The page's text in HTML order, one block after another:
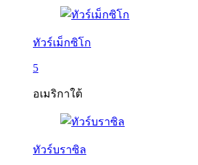
ทัวร์เม็กซิโก
5
อเมริกาใต้
ทัวร์บราซิล